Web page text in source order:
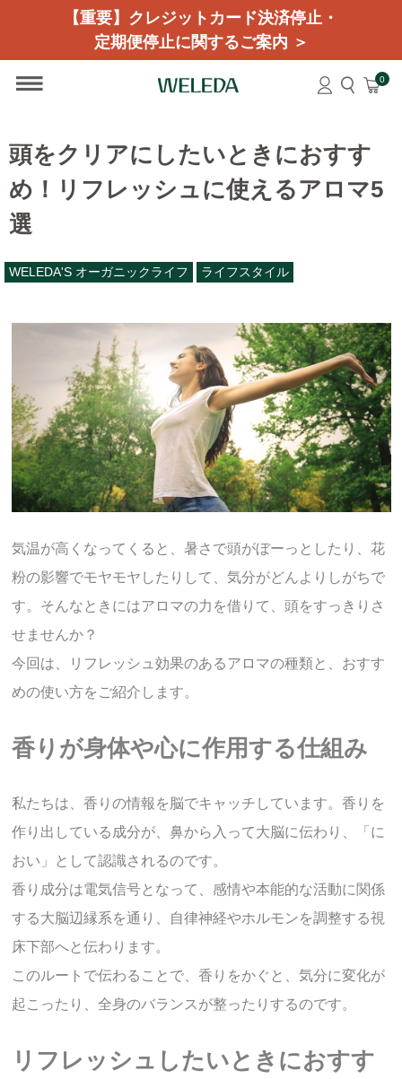
【重要】クレジットカード決済停止・
定期便停止に関するご案内 ＞
0
頭をクリアにしたいときにおすす
め！リフレッシュに使えるアロマ5
選
WELEDA'S オーガニックライフ ライフスタイル
気温が高くなってくると、暑さで頭がぼーっとしたり、花
粉の影響でモヤモヤしたりして、気分がどんよりしがちで
す。そんなときにはアロマの力を借りて、頭をすっきりさ
せませんか？
今回は、リフレッシュ効果のあるアロマの種類と、おすす
めの使い方をご紹介します。
香りが身体や心に作用する仕組み
私たちは、香りの情報を脳でキャッチしています。香りを
作り出している成分が、鼻から入って大脳に伝わり、「に
おい」として認識されるのです。
香り成分は電気信号となって、感情や本能的な活動に関係
する大脳辺縁系を通り、自律神経やホルモンを調整する視
床下部へと伝わります。
このルートで伝わることで、香りをかぐと、気分に変化が
起こったり、全身のバランスが整ったりするのです。
リフレッシュしたいときにおすす